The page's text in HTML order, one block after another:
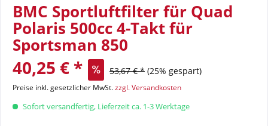
BMC Sportluftfilter für Quad
Polaris 500cc 4-Takt für
Sportsman 850
40,25 € * 53,67 € * (25% gespart)
Preise inkl. gesetzlicher MwSt.zzgl. Versandkosten
Sofort versandfertig, Lieferzeit ca. 1-3 Werktage